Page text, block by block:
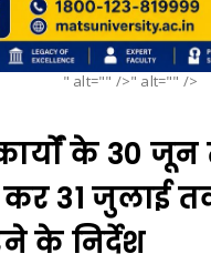
" alt="" />" alt="" />
के 30 जून
31 जुलाई
के निर्देश